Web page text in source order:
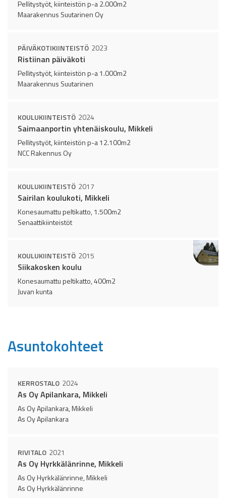
Pellitystyöt, kiinteistön p-a 2.000m2
Maarakennus Suutarinen Oy
PÄIVÄKOTIKIINTEISTÖ 2023
Ristiinan päiväkoti
Pellitystyöt, kiinteistön p-a 1.000m2
Maarakennus Suutarinen
KOULUKIINTEISTÖ 2024
Saimaanportin yhtenäiskoulu, Mikkeli
Pellitystyöt, kiinteistön p-a 12.100m2
NCC Rakennus Oy
KOULUKIINTEISTÖ 2017
Sairilan koulukoti, Mikkeli
Konesaumattu peltikatto, 1.500m2
Senaattikiinteistöt
KOULUKIINTEISTÖ 2015
Siikakosken koulu
Konesaumattu peltikatto, 400m2
Juvan kunta
Asuntokohteet
KERROSTALO 2024
As Oy Apilankara, Mikkeli
As Oy Apilankara, Mikkeli
As Oy Apilankara
RIVITALO 2021
As Oy Hyrkkälänrinne, Mikkeli
As Oy Hyrkkälänrinne, Mikkeli
As Oy Hyrkkälänrinne